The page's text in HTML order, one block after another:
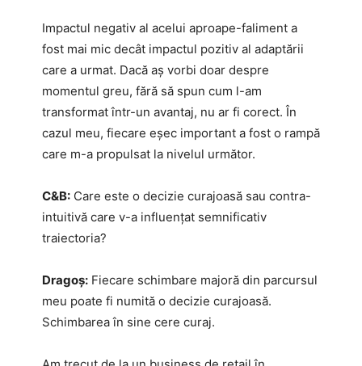
Impactul negativ al acelui aproape-faliment a
fost mai mic decât impactul pozitiv al adaptării
care a urmat. Dacă aș vorbi doar despre
momentul greu, fără să spun cum l-am
transformat într-un avantaj, nu ar fi corect. În
cazul meu, fiecare eșec important a fost o rampă
care m-a propulsat la nivelul următor.
C&B: Care este o decizie curajoasă sau contra-
intuitivă care v-a influențat semnificativ
traiectoria?
Dragoș: Fiecare schimbare majoră din parcursul
meu poate fi numită o decizie curajoasă.
Schimbarea în sine cere curaj.